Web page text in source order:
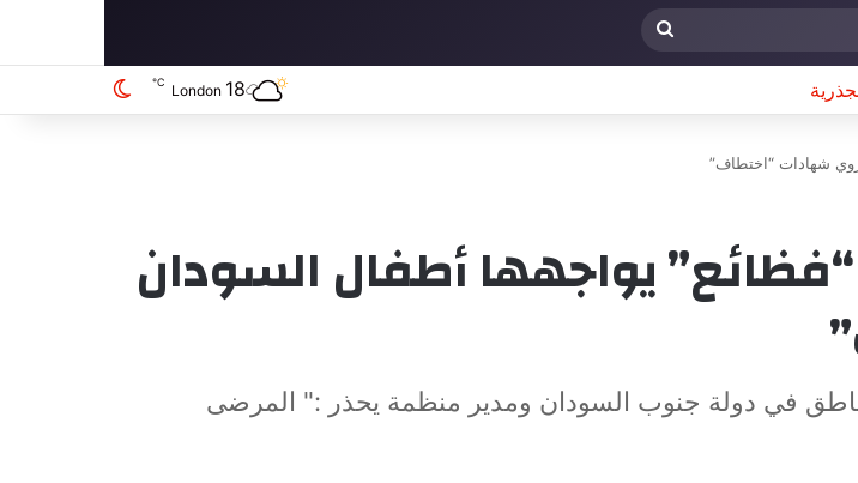
London 18
℃
شهادات “اختطاف”
يواجهها أطفال السودان
في دولة جنوب السودان ومدير منظمة يحذر :" المرضى